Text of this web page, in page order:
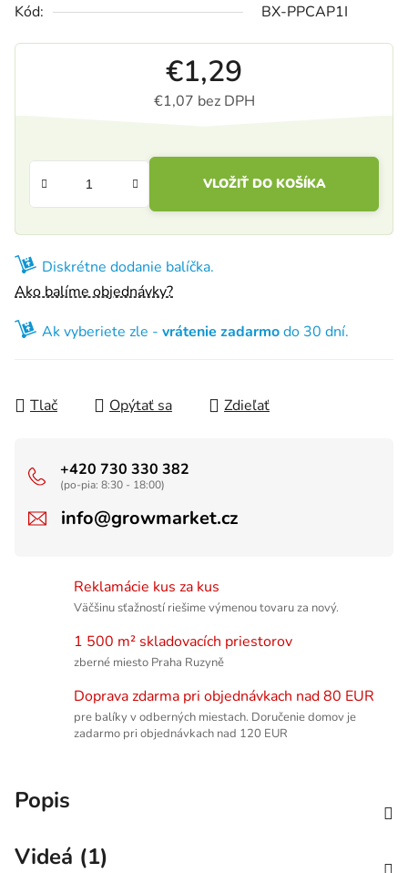
Kód:
BX-PPCAP1I
€1,29
€1,07 bez DPH
VLOŽIŤ DO KOŠÍKA
Diskrétne dodanie balíčka.
Ako balíme objednávky?
Ak vyberiete zle - vrátenie zadarmodo 30 dní.
Tlač Opýtať sa Zdieľať
+420 730 330 382
(po-pia: 8:30 - 18:00)
info@growmarket.cz
Reklamácie kus za kus
Väčšinu sťažností riešime výmenou tovaru za nový.
1 500 m² skladovacích priestorov
zberné miesto Praha Ruzyně
Doprava zdarma pri objednávkach nad 80 EUR
pre balíky v odberných miestach. Doručenie domov je
zadarmo pri objednávkach nad 120 EUR
Popis
Videá (1)